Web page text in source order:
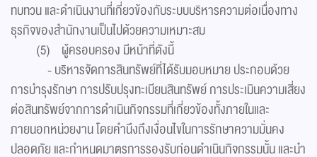
ทบทวน และดำเนินงานที่เกี่ยวข้องกับระบบบริหารความต่อเนื่องทาง
ธุรกิจของสำนักงานเป็นไปด้วยความเหมาะสม
(5) ผู้ครอบครอง มีหน้าที่ดังนี้
- บริหารจัดการสินทรัพย์ที่ได้รับมอบหมาย ประกอบด้วย
การบำรุงรักษา การปรับปรุงทะเบียนสินทรัพย์ การประเมินความเสี่ยง
ต่อสินทรัพย์จากการดำเนินกิจกรรมที่เกี่ยวข้องทั้งภายในและ
ภายนอกหน่วยงาน โดยคำนึงถึงเงื่อนไขในการรักษาความมั่นคง
ปลอดภัย และกำหนดมาตรการรองรับก่อนดำเนินกิจกรรมนั้น และนำ